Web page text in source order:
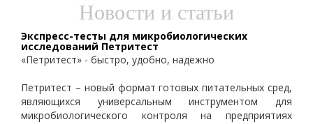
Новости и статьи
Экспресс-тесты для микробиологических
исследований Петритест
«Петритест» - быстро, удобно, надежно
Петритест – новый формат готовых питательных сред,
являющихся универсальным инструментом для
микробиологического контроля на предприятиях